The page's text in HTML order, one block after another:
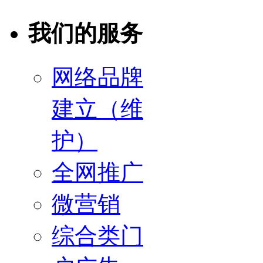
我们的服务
网络品牌
建立（维
护）
全网推广
微营销
综合类门